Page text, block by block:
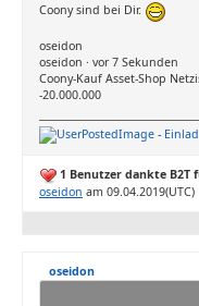
Coony sind bei Dir.
oseidon
oseidon · vor 7 Sekunden
Coony-Kauf Asset-Shop
-20.000.000
-
1 Benutzer dankte B2T
oseidon am 09.04.2019(UTC)
oseidon